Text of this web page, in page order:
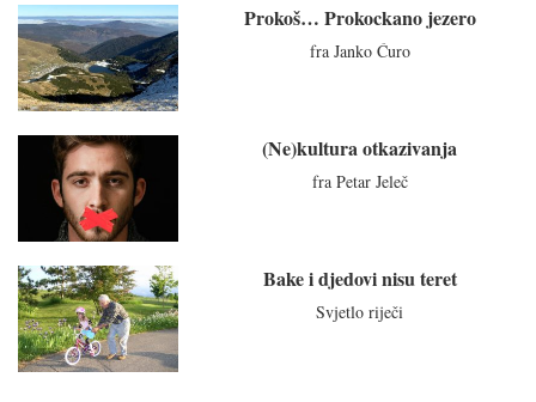
Prokoš… Prokockano jezero
fra Janko Ćuro
(Ne)kultura otkazivanja
fra Petar Jeleč
Bake i djedovi nisu teret
Svjetlo riječi